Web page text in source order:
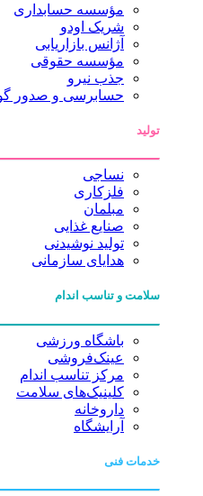
مؤسسه حسابداری
شریک اودو
آژانس بازاریابی
مؤسسه حقوقی
جذب نیرو
حسابرسی و صدور
تولید
نساجی
فلزکاری
مبلمان
صنایع غذایی
تولید نوشیدنی
هدایای سازمانی
سلامت و تناسب اندام
باشگاه ورزشی
عینک‌فروشی
مرکز تناسب اندام
کلینیک‌های سلامت
داروخانه
آرایشگاه
خدمات فنی